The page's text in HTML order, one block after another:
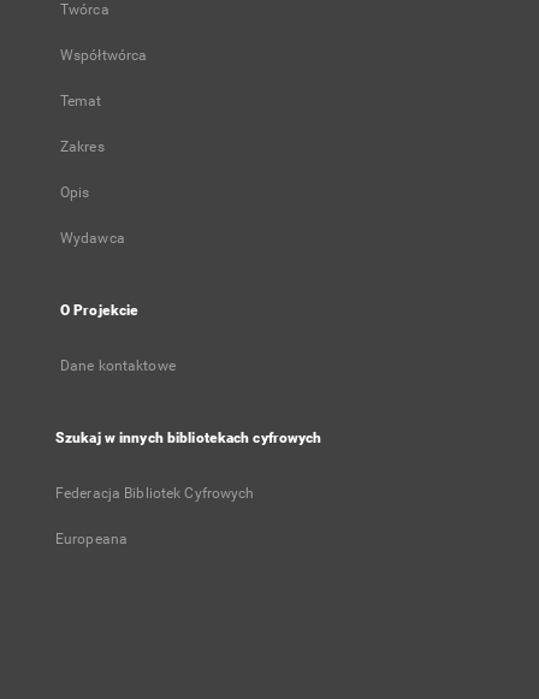
Twórca
Współtwórca
Temat
Zakres
Opis
Wydawca
O Projekcie
Dane kontaktowe
Szukaj w innych bibliotekach cyfrowych
Federacja Bibliotek Cyfrowych
Europeana